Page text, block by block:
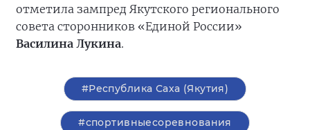
отметила зампред Якутского регионального
совета сторонников «Единой России»
Василина Лукина.
#Республика Саха (Якутия)
#спортивныесоревнования